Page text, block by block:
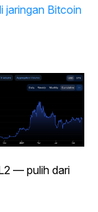
jaringan Bitcoin
— pulih dari